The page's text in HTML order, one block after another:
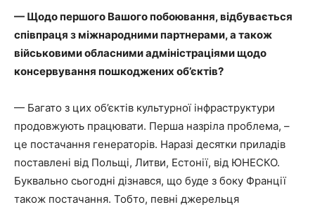
— Щодо першого Вашого побоювання, відбувається
співпраця з міжнародними партнерами, а також
військовими обласними адміністраціями щодо
консервування пошкоджених об’єктів?
— Багато з цих об’єктів культурної інфраструктури
продовжують працювати. Перша назріла проблема, –
це постачання генераторів. Наразі десятки приладів
поставлені від Польщі, Литви, Естонії, від ЮНЕСКО.
Буквально сьогодні дізнався, що буде з боку Франції
також постачання. Тобто, певні джерельця